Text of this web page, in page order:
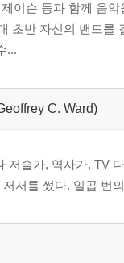
이슨 등과 함께 음
초반 자신의 밴드
...
C. Ward)
저술가, 역사가, TV
서를 썼다. 일곱 번